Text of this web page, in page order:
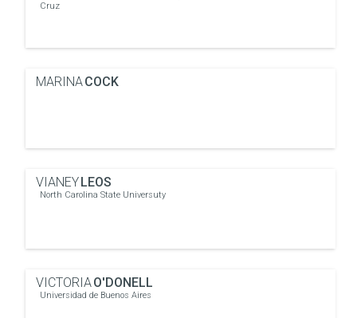
Cruz
MARINACOCK
VIANEYLEOS
North Carolina State Universuty
VICTORIAO'DONELL
Universidad de Buenos Aires